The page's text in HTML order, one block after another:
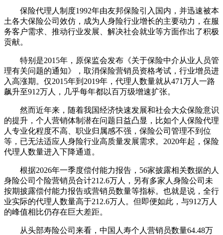
保险代理人制度1992年由友邦保险引入国内，并迅速被本
土各大保险公司效仿，成为人身险行业增长的主要动力，在服
务客户需求、推动行业发展、解决社会就业等方面作出了积极
贡献。
特别是2015年，原保监会发布《关于保险中介从业人员管
理有关问题的通知》，取消保险营销员资格考试，行业增员进
入高涨期。仅2015年到2019年，代理人数量就从471万人一路
飙升至912万人，几乎每年都以百万级增速扩张。
然而近年来，随着我国经济快速发展和社会大众保险意识
的提升，个人营销体制潜在问题日益凸显，比如个人保险代理
人专业化程度不高、职业归属感不强，保险公司管理不到位
等，已无法适应人身险行业高质量发展需求。2020年起，保险
代理人数量进入下降通道。
根据2026年一季度偿付能力报告，56家披露相关数据的人
身险公司个险营销员合计212.6万人，另有多家人身险公司未
按期披露偿付能力报告或营销员数量等指标。也就是说，全行
业实际的代理人数量高于212.6万人。但即便如此，与912万人
的峰值相比仍存在巨大差距。
从头部寿险公司来看，中国人寿个人营销员数量64.48万